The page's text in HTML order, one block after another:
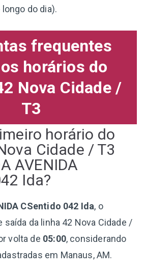
do dia).
frequentes
horários do
Nova Cidade /
T3
horário do
Cidade / T3
AVENIDA
Ida?
CSentido 042 Ida, o
saída da linha 42 Nova Cidade /
volta de 05:00, considerando
em Manaus, AM.